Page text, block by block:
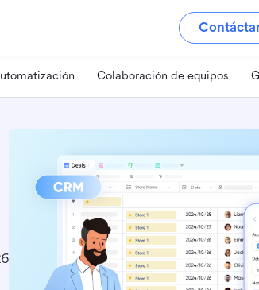
Colaboración de equipos